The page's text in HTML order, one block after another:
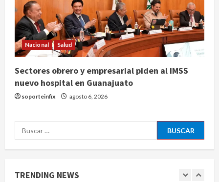
Nacional Salud
Sectores obrero y empresarial piden al IMSS
nuevo hospital en Guanajuato
soporteinfix agosto 6, 2026
Buscar:
TRENDING NEWS
4
fondos de EE.UU. que reclamaban
más de 219 mdd por bonos de TV
Azteca
agosto 6, 2026
5
Toluca golea a Seattle Sounders en
su inicio de la Leagues Cup 2026
Sin información disponible sobre el
Aeropuerto Internacional de la
Ciudad de México